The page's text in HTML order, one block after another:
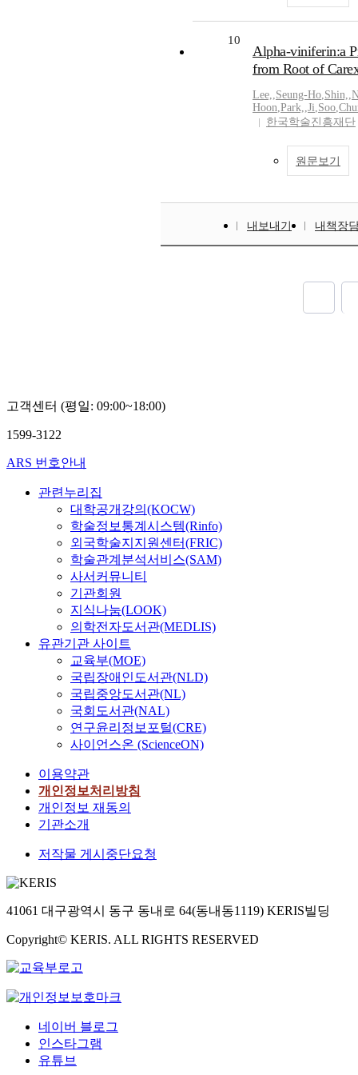
10
Alpha-viniferin:a
from Root of
Lee,,Seung-Ho,Shin,,
Hoon,Park,,Ji,Soo,
한국학술진흥재단
원문보기
내보내기 내책장
고객센터 (평일: 09:00~18:00)
1599-3122
ARS 번호안내
관련누리집
대학공개강의(KOCW)
학술정보통계시스템(Rinfo)
외국학술지지원센터(FRIC)
학술관계분석서비스(SAM)
사서커뮤니티
기관회원
지식나눔(LOOK)
의학전자도서관(MEDLIS)
유관기관 사이트
교육부(MOE)
국립장애인도서관(NLD)
국립중앙도서관(NL)
국회도서관(NAL)
연구윤리정보포털(CRE)
사이언스온 (ScienceON)
이용약관
개인정보처리방침
개인정보 재동의
기관소개
저작물 게시중단요청
41061 대구광역시 동구 동내로 64(동내동1119) KERIS빌딩
Copyright© KERIS. ALL RIGHTS RESERVED
네이버 블로그
인스타그램
유튜브